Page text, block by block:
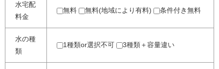
水宅配
料金
無料 無料(地域により有料) 条件付き無料
水の種
類
1種類or選択不可 3種類＋容量違い